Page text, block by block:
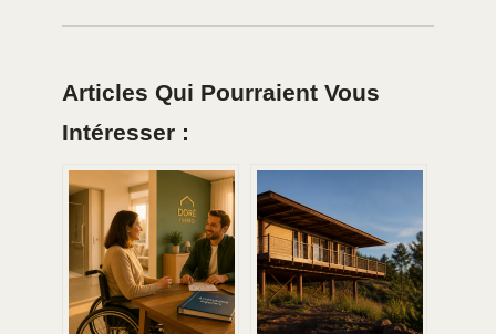
Articles Qui Pourraient Vous
Intéresser :